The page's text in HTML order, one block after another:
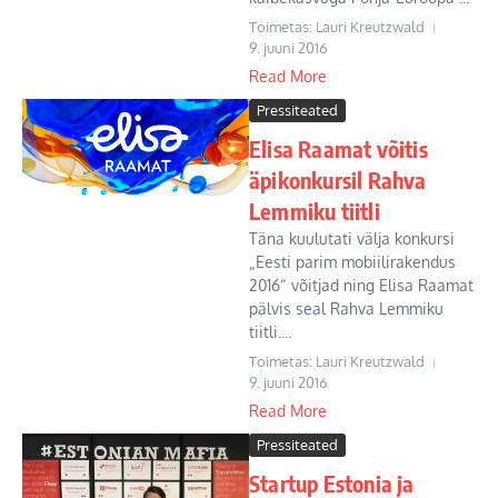
Toimetas: Lauri Kreutzwald
9. juuni 2016
Read More
Pressiteated
Elisa Raamat võitis
äpikonkursil Rahva
Lemmiku tiitli
Täna kuulutati välja konkursi
„Eesti parim mobiilirakendus
2016“ võitjad ning Elisa Raamat
pälvis seal Rahva Lemmiku
tiitli....
Toimetas: Lauri Kreutzwald
9. juuni 2016
Read More
Pressiteated
Startup Estonia ja